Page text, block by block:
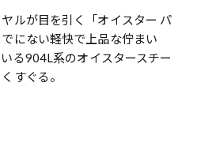
ルが目を引く「オイスター パ
にない軽快で上品な佇まい
る904L系のオイスタースチー
すぐる。